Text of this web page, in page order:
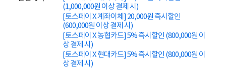
(1,000,000원 이상 결제 시)
[토스페이 X 계좌이체] 20,000원 즉시할인
(600,000원 이상 결제 시)
[토스페이 X 농협카드] 5% 즉시할인 (800,000원 이
상 결제 시)
[토스페이 X 현대카드] 5% 즉시할인 (800,000원 이
상 결제 시)